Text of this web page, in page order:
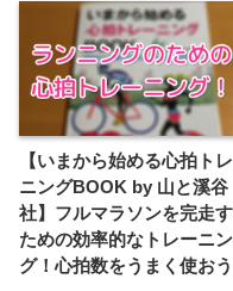
【いまから始める心拍ト
ニングBOOK by 山と溪谷
社】フルマラソンを完走
ための効率的なトレーニン
グ！心拍数をうまく使おう